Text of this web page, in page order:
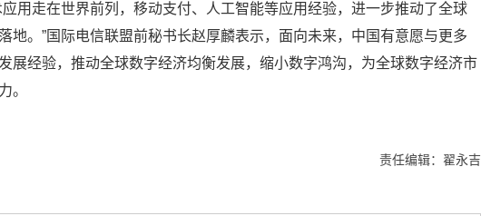
应用走在世界前列，移动支付、人工智能等应用经验，进一步推动了全球
地。”国际电信联盟前秘书长赵厚麟表示，面向未来，中国有意愿与更多
展经验，推动全球数字经济均衡发展，缩小数字鸿沟，为全球数字经济市
。
责任编辑：翟永吉